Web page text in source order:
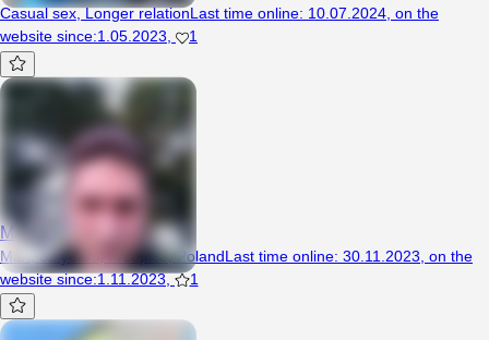
Casual sex,Longer relationLast time online: 10.07.2024, on the
website since:1.05.2023, 1
Marcmarius
Man, 52 years, Krzepice, PolandLast time online: 30.11.2023 on the
website since:1.11.2023, 1